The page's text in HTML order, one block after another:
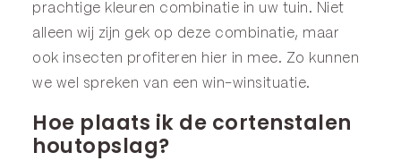
prachtige kleuren combinatie in uw tuin. Niet
alleen wij zijn gek op deze combinatie, maar
ook insecten profiteren hier in mee. Zo kunnen
we wel spreken van een win-winsituatie.
Hoe plaats ik de cortenstalen
houtopslag?